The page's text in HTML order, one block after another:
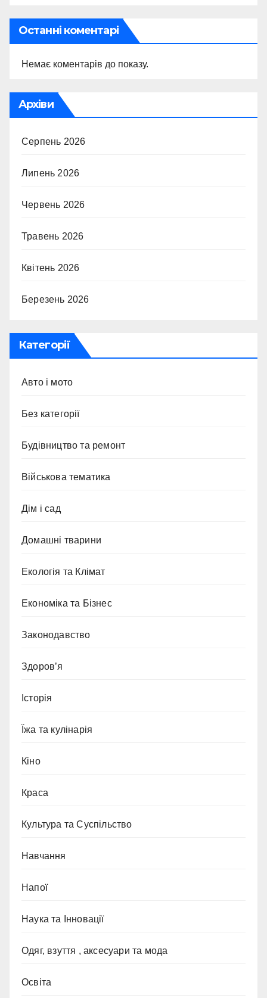
Останні коментарі
Немає коментарів до показу.
Архіви
Серпень 2026
Липень 2026
Червень 2026
Травень 2026
Квітень 2026
Березень 2026
Категорії
Авто і мото
Без категорії
Будівництво та ремонт
Військова тематика
Дім і сад
Домашні тварини
Екологія та Клімат
Економіка та Бізнес
Законодавство
Здоров’я
Історія
Їжа та кулінарія
Кіно
Краса
Культура та Суспільство
Навчання
Напої
Наука та Інновації
Одяг, взуття , аксесуари та мода
Освіта